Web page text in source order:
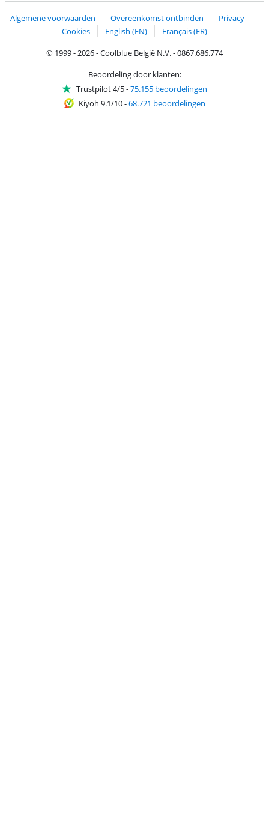
Algemene voorwaarden Overeenkomst ontbinden
Privacy
Cookies
English (EN)
Français (FR)
© 1999 - 2026 - Coolblue België N.V. - 0867.686.774
Beoordeling door klanten:
Trustpilot 4/5-75.155 beoordelingen
Kiyoh 9.1/10-68.721 beoordelingen